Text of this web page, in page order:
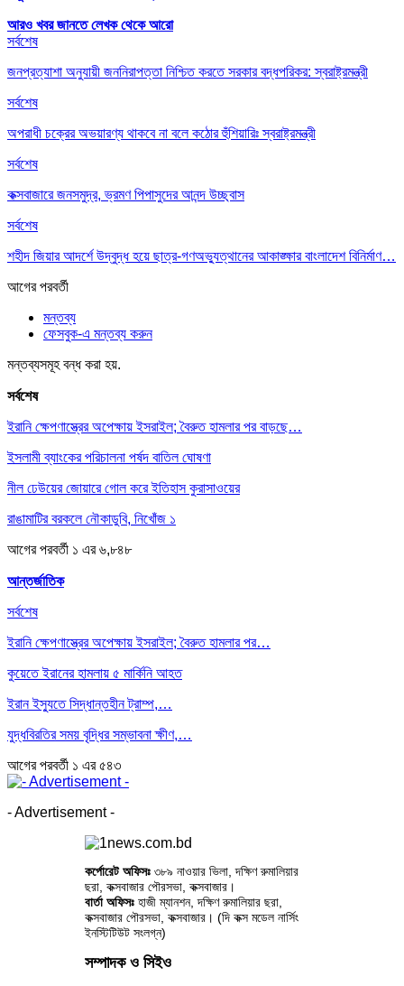
আরও খবর জানতে লেখক থেকে আরো
সর্বশেষ
জনপ্রত্যাশা অনুযায়ী জননিরাপত্তা নিশ্চিত করতে সরকার বদ্ধপরিকর: স্বরাষ্ট্রমন্ত্রী
সর্বশেষ
অপরাধী চক্রের অভয়ারণ্য থাকবে না বলে কঠোর হুঁশিয়ারিঃ স্বরাষ্ট্রমন্ত্রী
সর্বশেষ
কক্সবাজারে জনসমুদ্র, ভ্রমণ পিপাসুদের আনন্দ উচ্ছ্বাস
সর্বশেষ
শহীদ জিয়ার আদর্শে উদ্বুদ্ধ হয়ে ছাত্র-গণঅভ্যুত্থানের আকাঙ্ক্ষার বাংলাদেশ বিনির্মাণ…
আগেরপরবর্তী
মন্তব্য
ফেসবুক-এ মন্তব্য করুন
মন্তব্যসমূহ বন্ধ করা হয়.
সর্বশেষ
ইরানি ক্ষেপণাস্ত্রের অপেক্ষায় ইসরাইল; বৈরুত হামলার পর বাড়ছে…
ইসলামী ব্যাংকের পরিচালনা পর্ষদ বাতিল ঘোষণা
নীল ঢেউয়ের জোয়ারে গোল করে ইতিহাস কুরাসাওয়ের
রাঙামাটির বরকলে নৌকাডুবি, নিখোঁজ ১
আগেরপরবর্তী ১ এর ৬,৮৪৮
আন্তর্জাতিক
সর্বশেষ
ইরানি ক্ষেপণাস্ত্রের অপেক্ষায় ইসরাইল; বৈরুত হামলার পর…
কুয়েতে ইরানের হামলায় ৫ মার্কিনি আহত
ইরান ইস্যুতে সিদ্ধান্তহীন ট্রাম্প,…
যুদ্ধবিরতির সময় বৃদ্ধির সম্ভাবনা ক্ষীণ,…
আগেরপরবর্তী ১ এর ৫৪৩
- Advertisement -
কর্পোরেট অফিসঃ ৩৮৯ নাওয়ার ভিলা, দক্ষিণ রুমালিয়ার
ছরা, কক্সবাজার পৌরসভা, কক্সবাজার।
বার্তা অফিসঃহাজী ম্যানশন, দক্ষিণ রুমালিয়ার ছরা,
কক্সবাজার পৌরসভা, কক্সবাজার। (দি কক্স মডেল নার্সিং
ইনস্টিটিউট সংলগ্ন)
সম্পাদক ও সিইও